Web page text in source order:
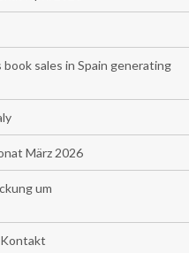
sales in Spain generating
März 2026
um